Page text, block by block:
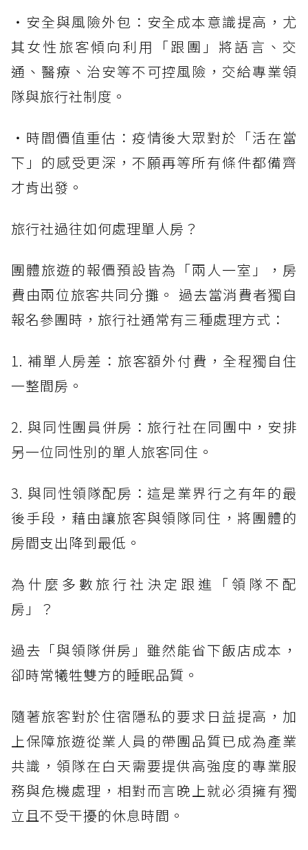
・安全與風險外包：安全成本意識提高，尤
其女性旅客傾向利用「跟團」將語言、交
通、醫療、治安等不可控風險，交給專業領
隊與旅行社制度。
・時間價值重估：疫情後大眾對於「活在當
下」的感受更深，不願再等所有條件都備齊
才肯出發。
旅行社過往如何處理單人房？
團體旅遊的報價預設皆為「兩人一室」，房
費由兩位旅客共同分攤。 過去當消費者獨自
報名參團時，旅行社通常有三種處理方式：
1. 補單人房差：旅客額外付費，全程獨自住
一整間房。
2. 與同性團員併房：旅行社在同團中，安排
另一位同性別的單人旅客同住。
3. 與同性領隊配房：這是業界行之有年的最
後手段，藉由讓旅客與領隊同住，將團體的
房間支出降到最低。
為什麼多數旅行社決定跟進「領隊不配
房」？
過去「與領隊併房」雖然能省下飯店成本，
卻時常犧牲雙方的睡眠品質。
隨著旅客對於住宿隱私的要求日益提高，加
上保障旅遊從業人員的帶團品質已成為產業
共識，領隊在白天需要提供高強度的專業服
務與危機處理，相對而言晚上就必須擁有獨
立且不受干擾的休息時間。